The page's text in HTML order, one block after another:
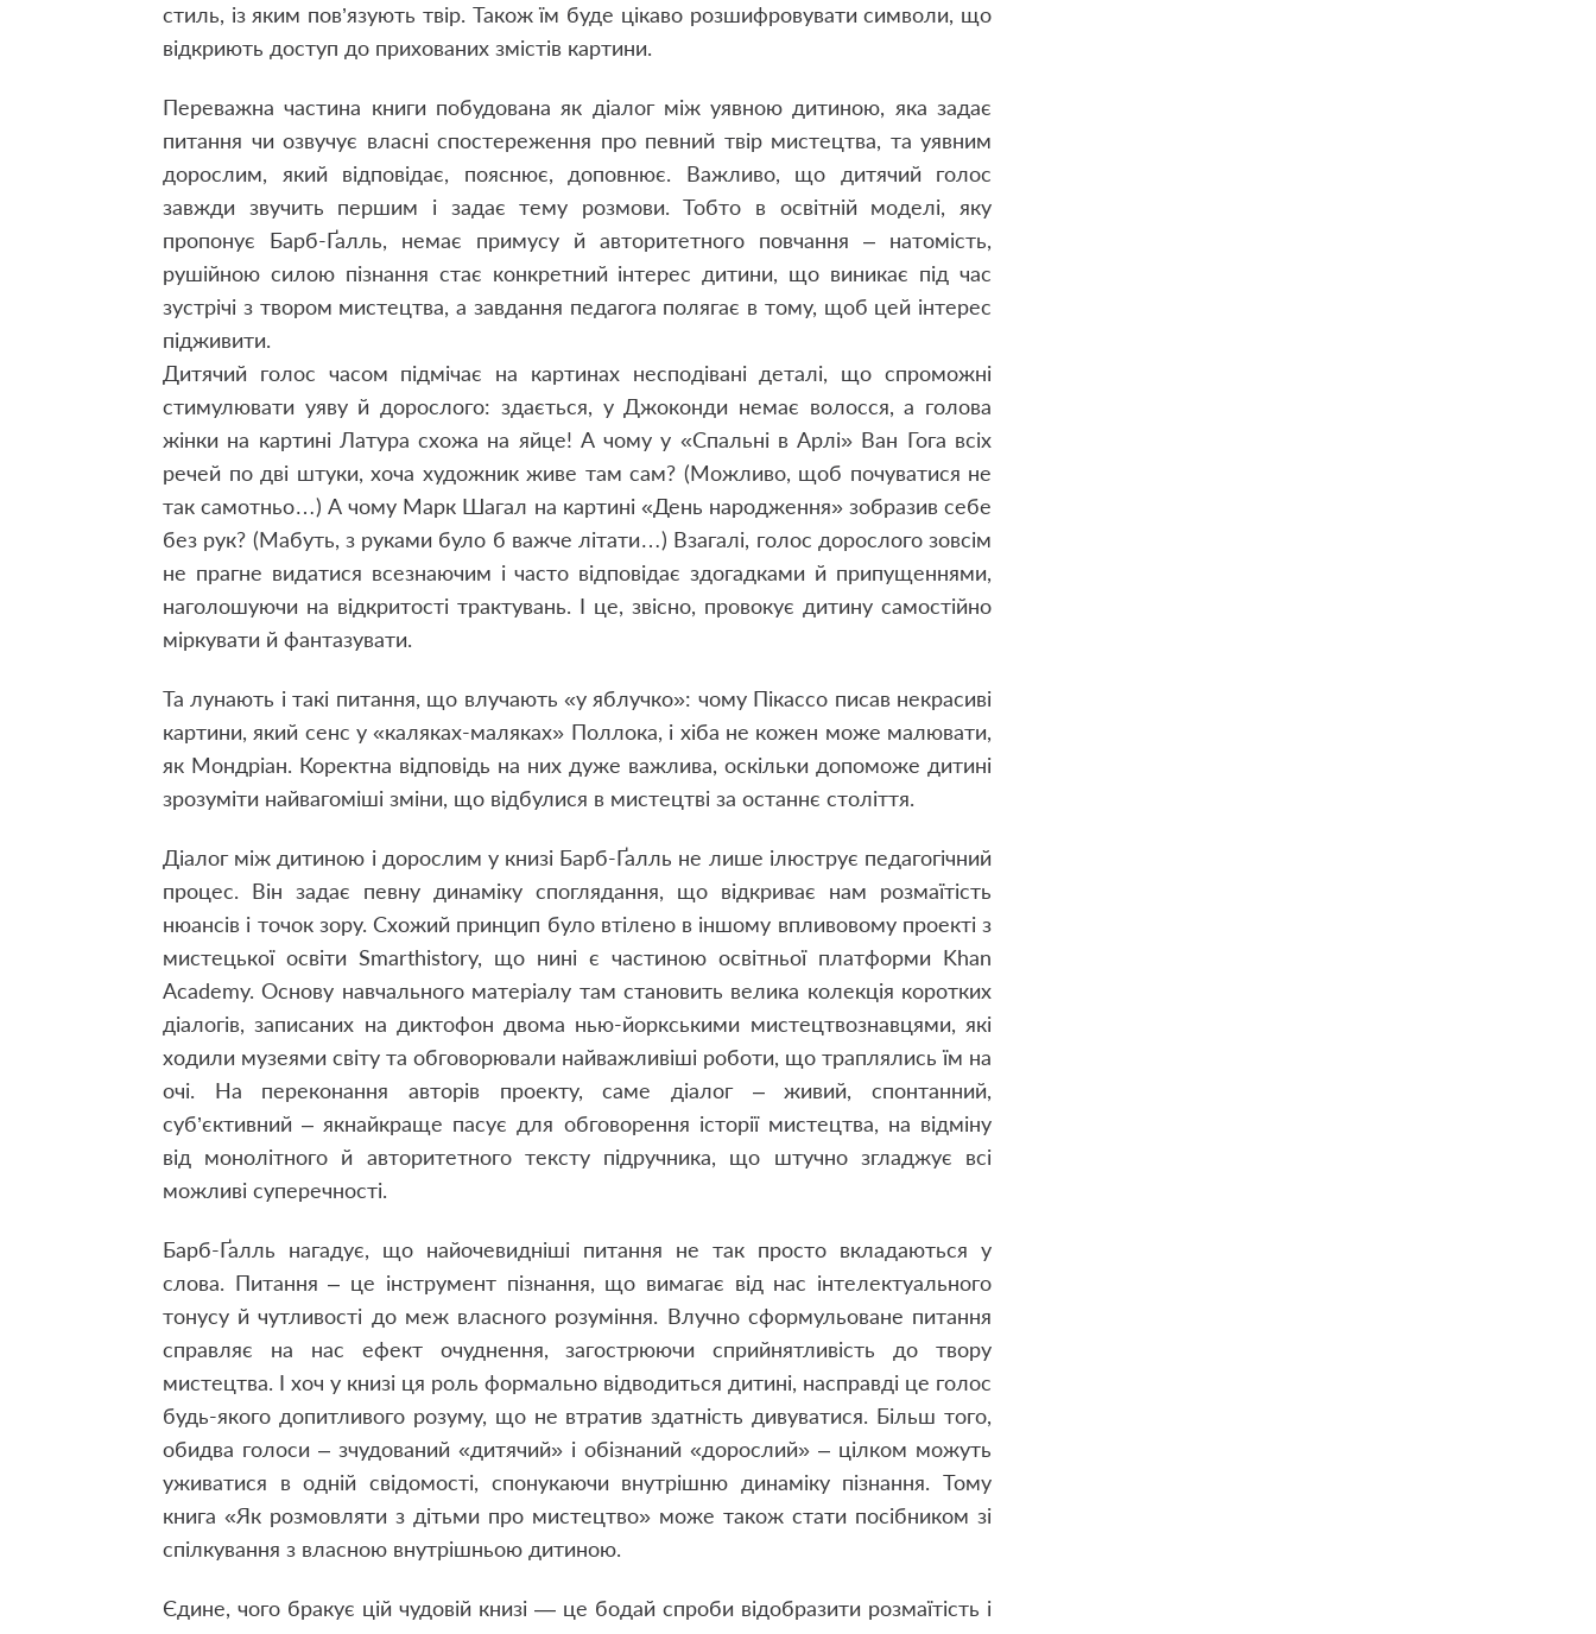
стиль, із яким пов’язують твір. Також їм буде цікаво розшифровувати символи, що
відкриють доступ до прихованих змістів картини.
Переважна частина книги побудована як діалог між уявною дитиною, яка задає
питання чи озвучує власні спостереження про певний твір мистецтва, та уявним
дорослим, який відповідає, пояснює, доповнює. Важливо, що дитячий голос
завжди звучить першим і задає тему розмови. Тобто в освітній моделі, яку
пропонує Барб-Ґалль, немає примусу й авторитетного повчання – натомість,
рушійною силою пізнання стає конкретний інтерес дитини, що виникає під час
зустрічі з твором мистецтва, а завдання педагога полягає в тому, щоб цей інтерес
підживити.
Дитячий голос часом підмічає на картинах несподівані деталі, що спроможні
стимулювати уяву й дорослого: здається, у Джоконди немає волосся, а голова
жінки на картині Латура схожа на яйце! А чому у «Спальні в Арлі» Ван Гога всіх
речей по дві штуки, хоча художник живе там сам? (Можливо, щоб почуватися не
так самотньо…) А чому Марк Шагал на картині «День народження» зобразив себе
без рук? (Мабуть, з руками було б важче літати…) Взагалі, голос дорослого зовсім
не прагне видатися всезнаючим і часто відповідає здогадками й припущеннями,
наголошуючи на відкритості трактувань. І це, звісно, провокує дитину самостійно
міркувати й фантазувати.
Та лунають і такі питання, що влучають «у яблучко»: чому Пікассо писав некрасиві
картини, який сенс у «каляках-маляках» Поллока, і хіба не кожен може малювати,
як Мондріан. Коректна відповідь на них дуже важлива, оскільки допоможе дитині
зрозуміти найвагоміші зміни, що відбулися в мистецтві за останнє століття.
Діалог між дитиною і дорослим у книзі Барб-Ґалль не лише ілюструє педагогічний
процес. Він задає певну динаміку споглядання, що відкриває нам розмаїтість
нюансів і точок зору. Схожий принцип було втілено в іншому впливовому проекті з
мистецької освіти Smarthistory, що нині є частиною освітньої платформи Khan
Academy. Основу навчального матеріалу там становить велика колекція коротких
діалогів, записаних на диктофон двома нью-йоркськими мистецтвознавцями, які
ходили музеями світу та обговорювали найважливіші роботи, що траплялись їм на
очі. На переконання авторів проекту, саме діалог – живий, спонтанний,
суб’єктивний – якнайкраще пасує для обговорення історії мистецтва, на відміну
від монолітного й авторитетного тексту підручника, що штучно згладжує всі
можливі суперечності.
Барб-Ґалль нагадує, що найочевидніші питання не так просто вкладаються у
слова. Питання – це інструмент пізнання, що вимагає від нас інтелектуального
тонусу й чутливості до меж власного розуміння. Влучно сформульоване питання
справляє на нас ефект очуднення, загострюючи сприйнятливість до твору
мистецтва. І хоч у книзі ця роль формально відводиться дитині, насправді це голос
будь-якого допитливого розуму, що не втратив здатність дивуватися. Більш того,
обидва голоси – зчудований «дитячий» і обізнаний «дорослий» – цілком можуть
уживатися в одній свідомості, спонукаючи внутрішню динаміку пізнання. Тому
книга «Як розмовляти з дітьми про мистецтво» може також стати посібником зі
спілкування з власною внутрішньою дитиною.
Єдине, чого бракує цій чудовій книзі — це бодай спроби відобразити розмаїтість і